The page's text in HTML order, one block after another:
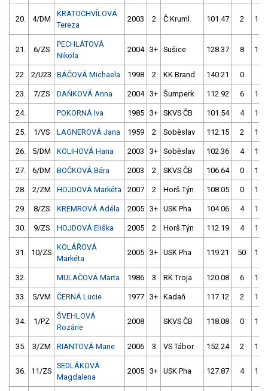
20. 4/DM
KRATOCHVÍLOVÁ
Tereza
2003 2 Č.Kruml. 101.47 2
21. 6/ZS
PECHLÁTOVÁ
Nikola
2004 3+ Sušice 128.37 8
22. 2/U23 BÁČOVÁ Michaela 1998 2 KK Brand 140.21 0
23. 7/ZS DAŇKOVÁ Anna 2004 3+ Šumperk 112.92 6
24. POKORNÁ Iva 1985 3+ SKVS ČB 101.54 4
25. 1/VS LAGNEROVÁ Jana 1959 2 Soběslav 112.15 2
26. 5/DM KOLIHOVÁ Hana 2003 3+ Soběslav 102.36 4
27. 6/DM BOČKOVÁ Bára 2003 2 SKVS ČB 106.64 0
28. 2/ZM HOJDOVÁ Markéta 2007 2 Horš.Týn 108.05 0
29. 8/ZS KREMROVÁ Adéla 2005 3+ USK Pha 104.06 4
30. 9/ZS HOJDOVÁ Eliška 2005 2 Horš.Týn 112.19 4
31. 10/ZS
KOLÁŘOVÁ
Markéta
2005 3+ USK Pha 119.21 50
32. MULAČOVÁ Marta 1986 3 RK Troja 120.08 6
33. 5/VM ČERNÁ Lucie 1977 3+ Kadaň 117.12 2
34. 1/PZ
ŠVEHLOVÁ
Rozárie
2008 SKVS ČB 118.08 0
35. 3/ZM RIANTOVÁ Marie 2006 3 VS Tábor 152.24 2
36. 11/ZS
SEDLÁKOVÁ
Magdalena
2005 3+ USK Pha 127.87 4